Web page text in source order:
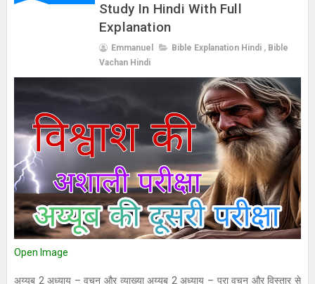
Study In Hindi With Full
Explanation
Emmanuel Bible Explanation Hindi , Bible
Vachan Hindi
Open Image
अय्यूब 2 अध्याय – वचन और व्याख्या अय्यूब 2 अध्याय – पूरा वचन और विस्तार से